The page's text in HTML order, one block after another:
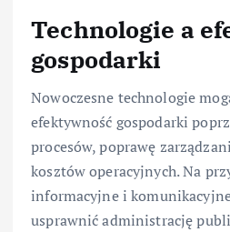
Technologie a
gospodarki
Nowoczesne technologie
efektywność gospodarki
procesów, poprawę
kosztów operacyjnych. Na
informacyjne i
usprawnić administrację